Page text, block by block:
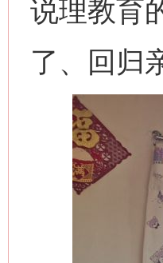
说理教育
了、回归